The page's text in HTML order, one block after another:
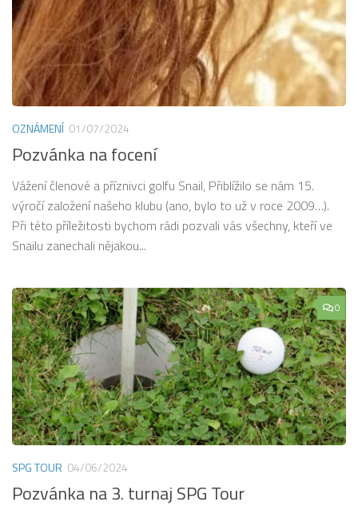
OZNÁMENÍ 01/07/2024
Pozvánka na focení
Vážení členové a příznivci golfu Snail, Přiblížilo se nám 15.
výročí založení našeho klubu (ano, bylo to už v roce 2009…).
Při této příležitosti bychom rádi pozvali vás všechny, kteří ve
Snailu zanechali nějakou...
0
SPG TOUR 04/06/2024
Pozvánka na 3. turnaj SPG Tour